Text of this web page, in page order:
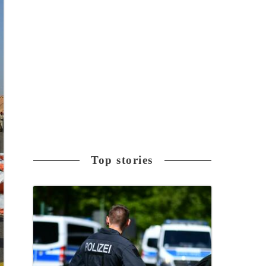
Top stories